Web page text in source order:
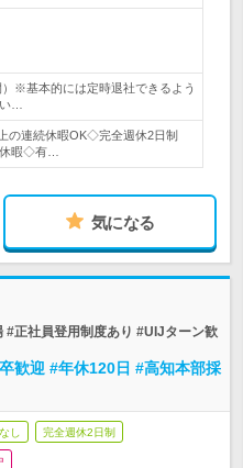
※基本的には定時退社できるよう
…
の連続休暇OK◇完全週休2日制
暇◇有…
気になる
#正社員登用制度あり #UIJターン歓
歓迎 #年休120日 #高知本部採
し 完全週休2日制